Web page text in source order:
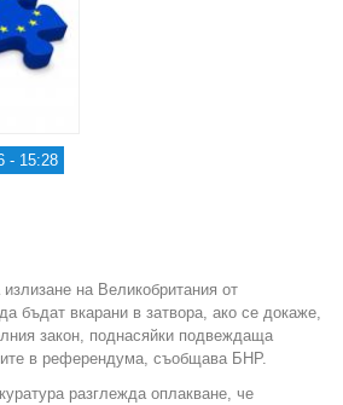
- 15:28
на Великобритания от
бъдат вкарани в затвора, ако се докаже,
закон, поднасяйки подвеждаща
в референдума, съобщава БНР.
разглежда оплакване, че